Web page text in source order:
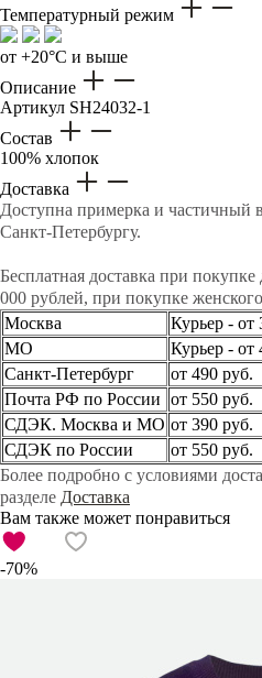
Температурный режим
от +20°C и выше
Описание
Артикул SH24032-1
Состав
100% хлопок
Доставка
Доступна примерка и
Санкт-Петербургу.
Бесплатная доставка при покупке
000 рублей, при покупке
Москва
Курьер - от
МО
Курьер - от
Санкт-Петербург
от 490 руб.
Почта РФ по России от 550 руб.
СДЭК. Москва и МО от 390 руб.
СДЭК по России
от 550 руб.
Более подробно с условиями
разделе Доставка
Вам также может понравиться
-70%